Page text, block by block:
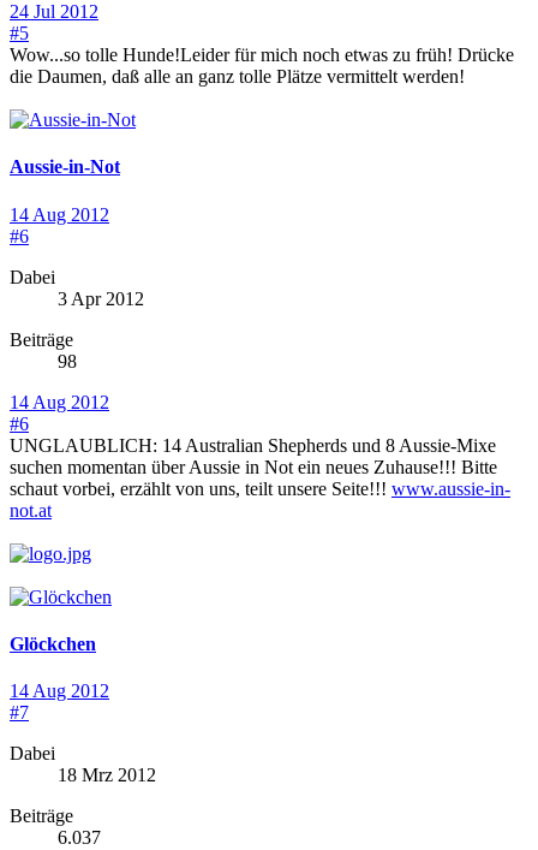
24 Jul 2012
#5
Wow...so tolle Hunde!Leider für mich noch etwas zu früh! Drücke
die Daumen, daß alle an ganz tolle Plätze vermittelt werden!
Aussie-in-Not
14 Aug 2012
#6
Dabei
3 Apr 2012
Beiträge
98
14 Aug 2012
#6
UNGLAUBLICH: 14 Australian Shepherds und 8 Aussie-Mixe
suchen momentan über Aussie in Not ein neues Zuhause!!! Bitte
schaut vorbei, erzählt von uns, teilt unsere Seite!!! www.aussie-in-
not.at
Glöckchen
14 Aug 2012
#7
Dabei
18 Mrz 2012
Beiträge
6.037